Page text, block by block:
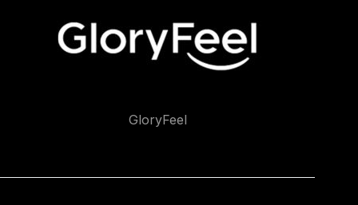
GloryFeel